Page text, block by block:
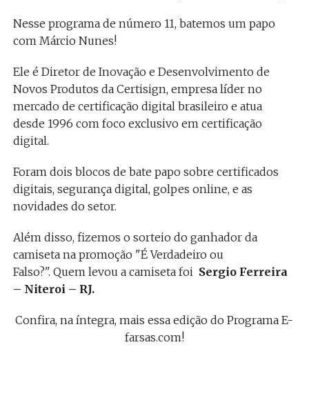
Nesse programa de número 11, batemos um papo
com Márcio Nunes!
Ele é Diretor de Inovação e Desenvolvimento de
Novos Produtos da Certisign, empresa líder no
mercado de certificação digital brasileiro e atua
desde 1996 com foco exclusivo em certificação
digital.
Foram dois blocos de bate papo sobre certificados
digitais, segurança digital, golpes online, e as
novidades do setor.
Além disso, fizemos o sorteio do ganhador da
camiseta na promoção "É Verdadeiro ou
Falso?". Quem levou a camiseta foi Sergio Ferreira
– Niteroi – RJ.
Confira, na íntegra, mais essa edição do Programa E-
farsas.com!